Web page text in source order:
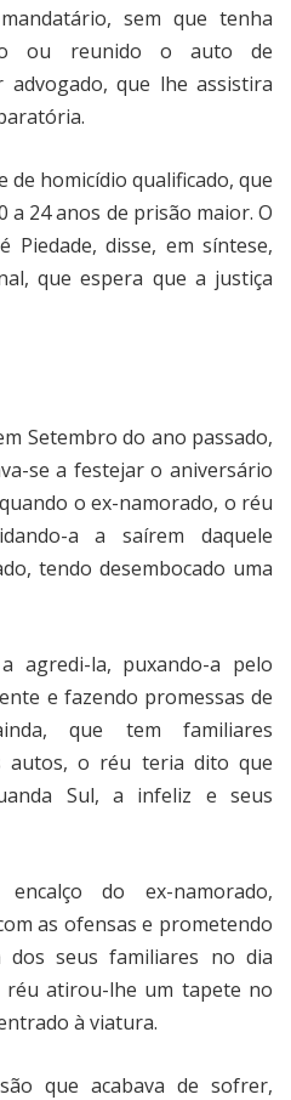
sem que tenha
ou reunido o auto de
que lhe assistira
de homicídio qualificado, que
a 24 anos de prisão maior. O
Piedade, disse, em síntese,
que espera que a justiça
Setembro do ano passado,
se a festejar o aniversário
o ex-namorado, o réu
a a saírem daquele
tendo desembocado uma
agredi-la, puxando-a pelo
e fazendo promessas de
que tem familiares
autos, o réu teria dito que
Sul, a infeliz e seus
do ex-namorado,
as ofensas e prometendo
dos seus familiares no dia
réu atirou-lhe um tapete no
à viatura.
que acabava de sofrer,